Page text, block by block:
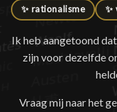
✨ rationalisme ✨
Ik heb aangetoond
zijn voor dezelfde
Vraag mij naar het